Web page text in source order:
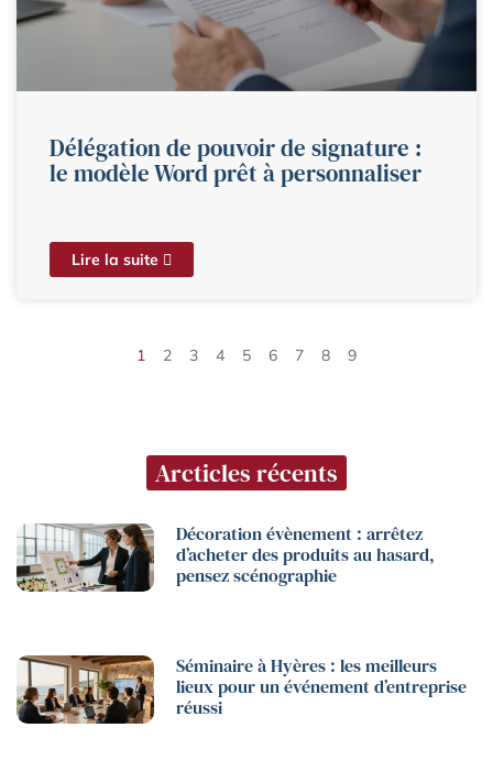
Délégation de pouvoir de signature :
le modèle Word prêt à personnaliser
Lire la suite
1 2 3 4 5 6 7 8 9
Arcticles récents
Décoration évènement : arrêtez
d’acheter des produits au hasard,
pensez scénographie
Séminaire à Hyères : les meilleurs
lieux pour un événement d’entreprise
réussi